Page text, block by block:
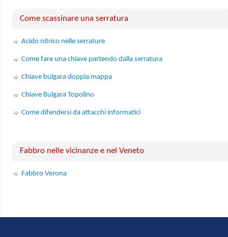
Come scassinare una serratura
Acido nitrico nelle serrature
Come fare una chiave partendo dalla serratura
Chiave bulgara doppia mappa
Chiave Bulgara Topolino
Come difendersi da attacchi informatici
Fabbro nelle vicinanze e nel Veneto
Fabbro Verona